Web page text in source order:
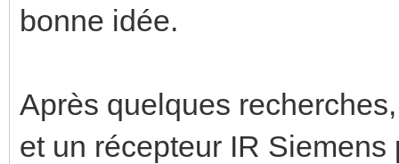
bonne idée.
Après quelques
et un récepteur IR